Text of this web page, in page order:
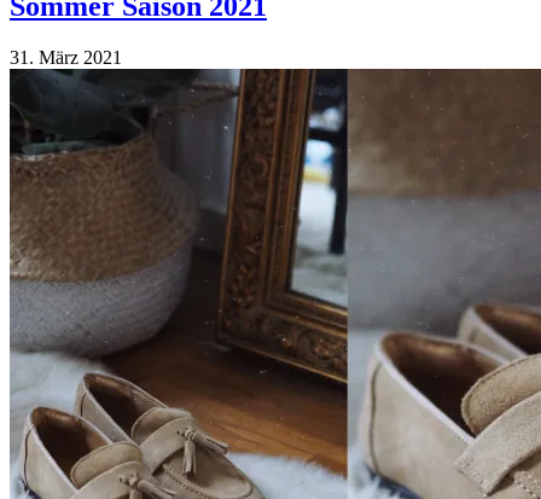
31. März 2021